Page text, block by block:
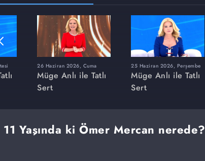
26 Haziran 2026, Cuma
Müge Anlı ile Tatlı
Sert
25 Haziran 2026, Perşembe
Müge Anlı ile Tatlı
Sert
11 Yaşında ki Ömer Mercan nerede?